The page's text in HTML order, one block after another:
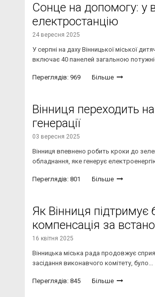
Сонце на допомогу: у
електростанцію
24 вересня 2025
У серпні на даху Вінницької міської
включає 40 панелей загальною
Переглядів: 969 Більше
Вінниця переходить
генерації
03 вересня 2025
Вінниця впевнено робить кроки до
обладнання, яке генерує
Переглядів: 801 Більше
Як Вінниця підтримує
компенсація за
16 квітня 2025
Вінницька міська рада продовжує
засідання виконавчого комітету, було...
Переглядів: 845 Більше